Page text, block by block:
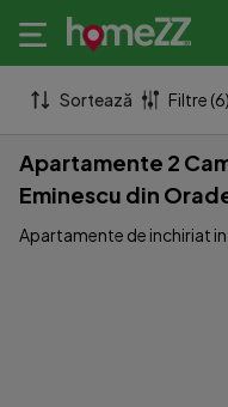
Sortează Filtre (6)
Apartamente 2
Eminescu din
Apartamente de inchiriat